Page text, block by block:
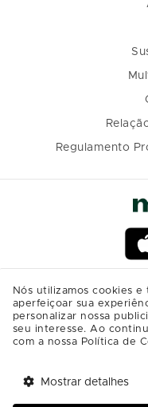
Regulamento
Nós utilizamos cookies
aperfeiçoar sua
personalizar nossa
seu interesse. Ao
com a nossa Política de
Mostrar detalhes